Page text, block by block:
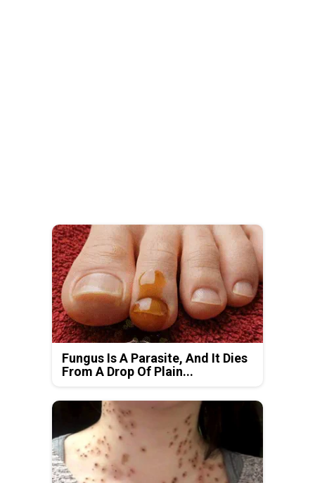
Fungus Is A Parasite, And It Dies
From A Drop Of Plain...